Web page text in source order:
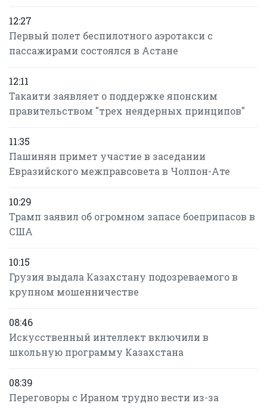
12:27
Первый полет беспилотного аэротакси с
пассажирами состоялся в Астане
12:11
Такаити заявляет о поддержке японским
правительством "трех неядерных принципов"
11:35
Пашинян примет участие в заседании
Евразийского межправсовета в Чолпон-Ате
10:29
Трамп заявил об огромном запасе боеприпасов в
США
10:15
Грузия выдала Казахстану подозреваемого в
крупном мошенничестве
08:46
Искусственный интеллект включили в
школьную программу Казахстана
08:39
Переговоры с Ираном трудно вести из-за